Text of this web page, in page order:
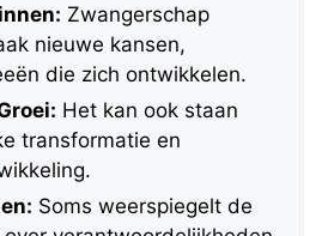
Zwangerschap
nieuwe kansen,
die zich ontwikkelen.
Het kan ook staan
transformatie en
Soms weerspiegelt de